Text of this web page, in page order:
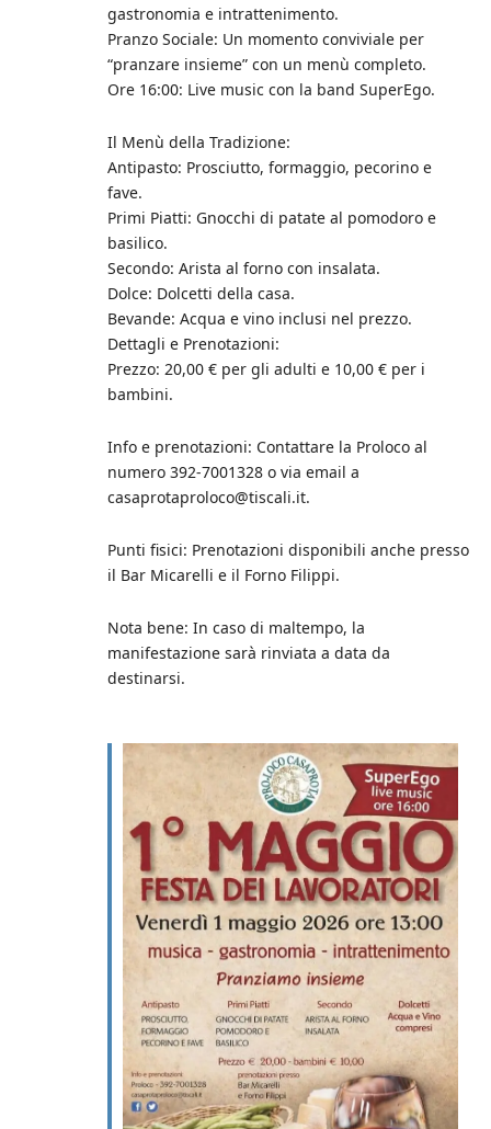
gastronomia e intrattenimento.
Pranzo Sociale: Un momento conviviale per
“pranzare insieme” con un menù completo.
Ore 16:00: Live music con la band SuperEgo.
Il Menù della Tradizione:
Antipasto: Prosciutto, formaggio, pecorino e
fave.
Primi Piatti: Gnocchi di patate al pomodoro e
basilico.
Secondo: Arista al forno con insalata.
Dolce: Dolcetti della casa.
Bevande: Acqua e vino inclusi nel prezzo.
Dettagli e Prenotazioni:
Prezzo: 20,00 € per gli adulti e 10,00 € per i
bambini.
Info e prenotazioni: Contattare la Proloco al
numero 392-7001328 o via email a
casaprotaproloco@tiscali.it.
Punti fisici: Prenotazioni disponibili anche presso
il Bar Micarelli e il Forno Filippi.
Nota bene: In caso di maltempo, la
manifestazione sarà rinviata a data da
destinarsi.